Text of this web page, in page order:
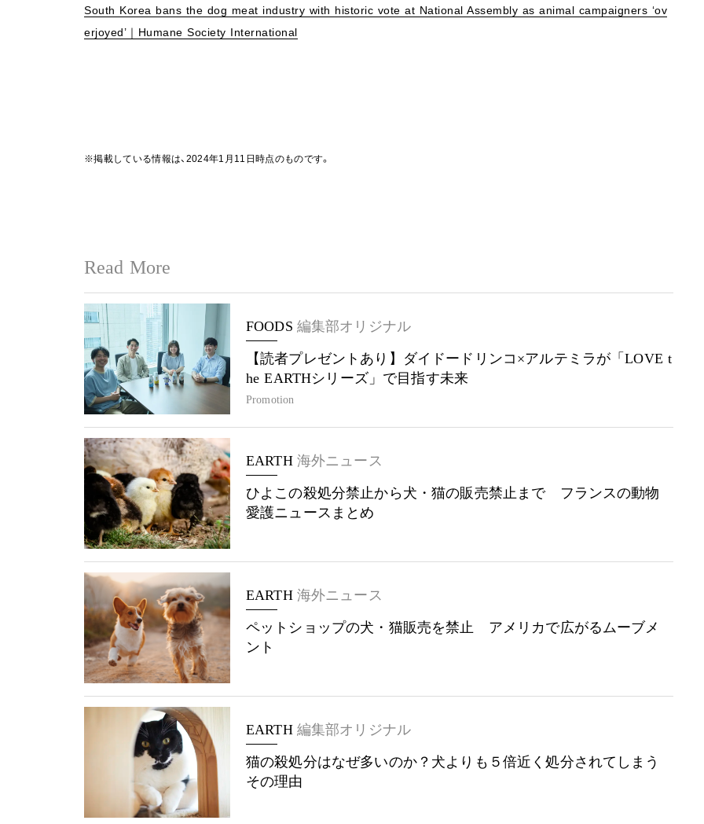
South Korea bans the dog meat industry with historic vote at National Assembly as animal campaigners ‘ov
erjoyed’｜Humane Society International
※掲載している情報は、2024年1月11日時点のものです。
Read More
FOODS 編集部オリジナル
【読者プレゼントあり】ダイドードリンコ×アルテミラが「LOVE t
he EARTHシリーズ」で目指す未来
Promotion
EARTH 海外ニュース
ひよこの殺処分禁止から犬・猫の販売禁止まで フランスの動物
愛護ニュースまとめ
EARTH 海外ニュース
ペットショップの犬・猫販売を禁止 アメリカで広がるムーブメ
ント
EARTH 編集部オリジナル
猫の殺処分はなぜ多いのか？犬よりも５倍近く処分されてしまう
その理由